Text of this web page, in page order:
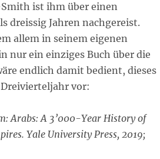
ist ihm über einen
dreissig Jahren nachgereist.
allem in seinem eigenen
nur ein einziges Buch über die
endlich damit bedient, dieses
vor:
Arabs: A 3’000-Year History of
Yale University Press, 2019;